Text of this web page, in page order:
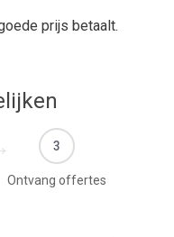
prijs betaalt.
3
Ontvang offertes